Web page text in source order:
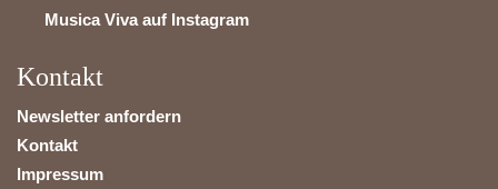
Musica Viva auf Instagram
Kontakt
Newsletter anfordern
Kontakt
Impressum